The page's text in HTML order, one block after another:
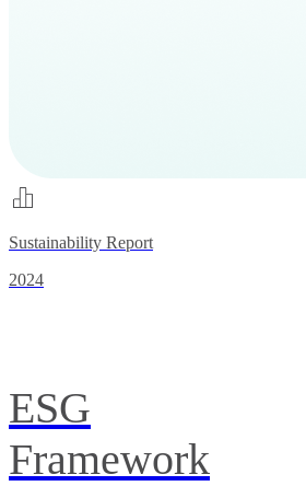
Sustainability Report
2024
ESG
Framework